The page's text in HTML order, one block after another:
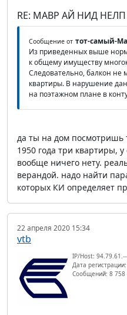
RE: МАВР АЙ НИД НЕЛП
Сообщение от тот-самый-
Из приведенных выше норм
к общему имуществу
Следовательно, балкон не
квартиры. В нарушение
на поэтажном плане в
да ты на дом посмотришь
1950 года три квартиры, у
вообще ничего нету.
верандой. надо найти
которых КИ определяет
22 апреля 2020 15:34
vtb
IP/Host:
Дата
Сообщений: 8 758